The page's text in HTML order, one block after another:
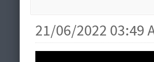
21/06/2022 03:49